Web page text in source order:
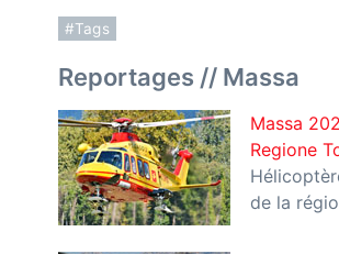
#Tags
Reportages // Massa
Massa
Regione
de la